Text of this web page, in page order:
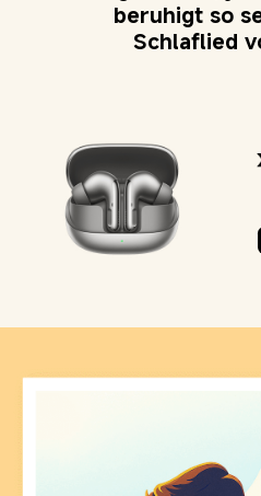
beruhigt so
Schlaflied